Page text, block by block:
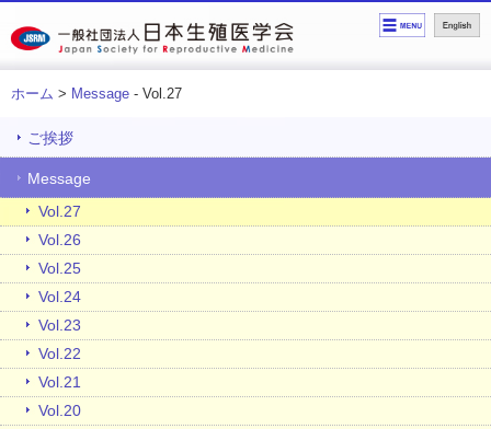
ホーム > Message - Vol.27
ご挨拶
Message
Vol.27
Vol.26
Vol.25
Vol.24
Vol.23
Vol.22
Vol.21
Vol.20